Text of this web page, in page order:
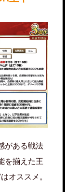
個チャしてお…
将を紹介した…
がある戦法
を揃えた王
オススメ。